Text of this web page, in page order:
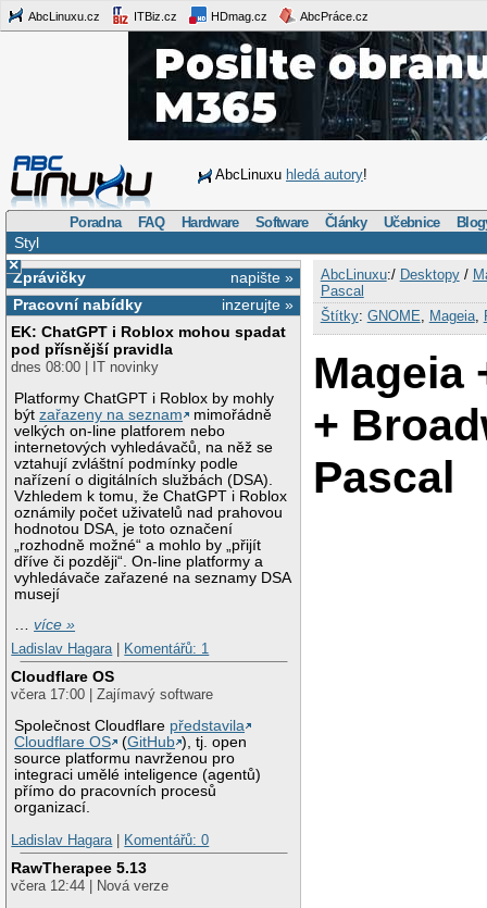
AbcLinuxu.cz ITBiz.cz HDmag.cz AbcPráce.cz
AbcLinuxu hledá autory!
Poradna FAQ Hardware Software Články Učebnice
Styl
×
napište »
Zprávičky
inzerujte »
Pracovní nabídky
EK: ChatGPT i Roblox mohou spadat
pod přísnější pravidla
dnes 08:00 | IT novinky
Platformy ChatGPT i Roblox by mohly
býtzařazeny na seznam
mimořádně
velkých on-line platforem nebo
internetových vyhledávačů, na něž se
vztahují zvláštní podmínky podle
nařízení o digitálních službách (DSA).
Vzhledem k tomu, že ChatGPT i Roblox
oznámily počet uživatelů nad prahovou
hodnotou DSA, je toto označení
„rozhodně možné“ a mohlo by „přijít
dříve či později“. On-line platformy a
vyhledávače zařazené na seznamy DSA
musejí
…více »
Ladislav Hagara
Komentářů: 1
Cloudflare OS
včera 17:00 | Zajímavý software
Společnost Cloudflare představila
Cloudflare OS
(GitHub ), tj. open
source platformu navrženou pro
integraci umělé inteligence (agentů)
přímo do pracovních procesů
organizací.
Ladislav Hagara
Komentářů: 0
RawTherapee 5.13
včera 12:44 | Nová verze
AbcLinuxu:/ Desktopy/
Pascal
Štítky: GNOME, Mageia,
Mageia
+
Pascal